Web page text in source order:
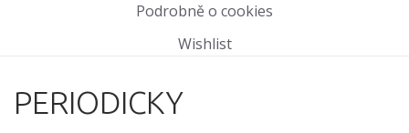
Podrobně o cookies
Wishlist
PERIODICKY